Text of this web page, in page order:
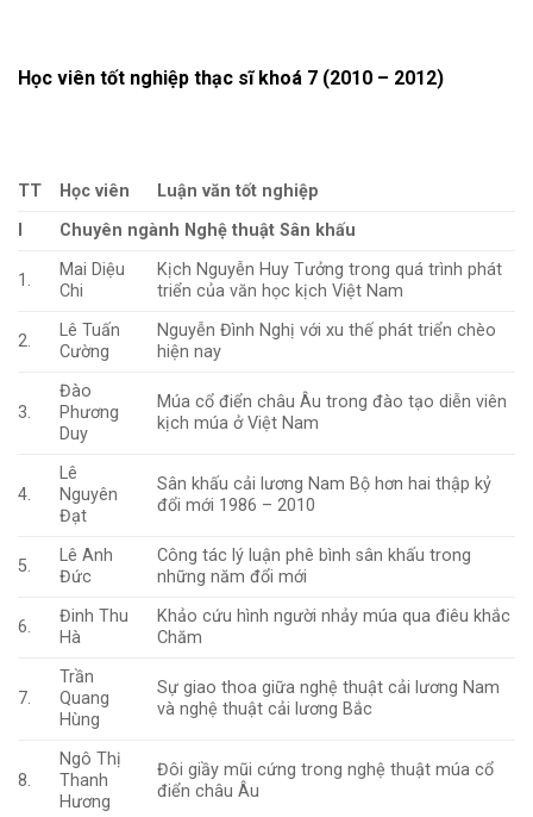
Học viên tốt nghiệp thạc sĩ khoá 7 (2010 – 2012)
TT Học viên
Luận văn tốt nghiệp
Chuyên ngành Nghệ thuật Sân khấu
1.
Mai Diệu
Chi
Kịch Nguyễn Huy Tưởng trong quá trình phát
triển của văn học kịch Việt Nam
2.
Lê Tuấn
Cường
Nguyễn Đình Nghị với xu thế phát triển chèo
hiện nay
3.
Đào
Phương
Duy
Múa cổ điển châu Âu trong đào tạo diễn viên
kịch múa ở Việt Nam
4.
Lê
Nguyên
Đạt
Sân khấu cải lương Nam Bộ hơn hai thập kỷ
đổi mới 1986 – 2010
5.
Lê Anh
Đức
Công tác lý luận phê bình sân khấu trong
những năm đổi mới
6.
Đinh Thu
Hà
Khảo cứu hình người nhảy múa qua điêu khắc
Chăm
7.
Trần
Quang
Hùng
Sự giao thoa giữa nghệ thuật cải lương Nam
và nghệ thuật cải lương Bắc
8.
Ngô Thị
Thanh
Hương
Đôi giầy mũi cứng trong nghệ thuật múa cổ
điển châu Âu